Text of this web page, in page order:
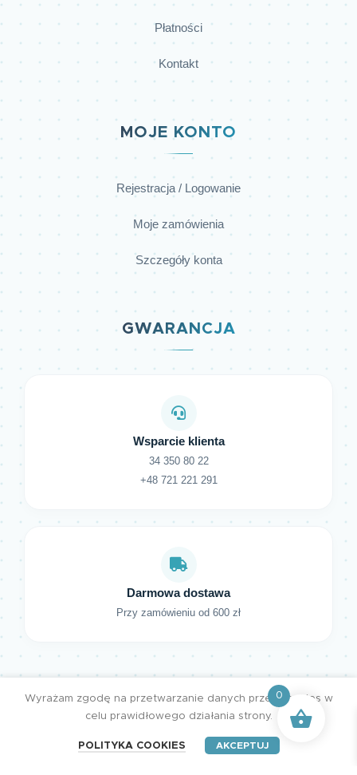
Płatności
Kontakt
MOJE KONTO
Rejestracja / Logowanie
Moje zamówienia
Szczegóły konta
GWARANCJA
Wsparcie klienta
34 350 80 22
+48 721 221 291
Darmowa dostawa
Przy zamówieniu od 600 zł
Wyrażam zgodę na przetwarzanie danych przez cookies w
celu prawidłowego działania strony.
POLITYKA COOKIES AKCEPTUJ
0